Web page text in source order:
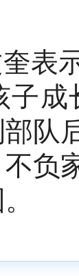
表
子
队
负